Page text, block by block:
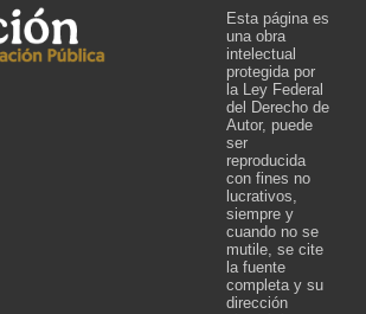
Esta página es
una obra
intelectual
protegida por
la Ley Federal
del Derecho de
Autor, puede
ser
reproducida
con fines no
lucrativos,
siempre y
cuando no se
mutile, se cite
la fuente
completa y su
dirección